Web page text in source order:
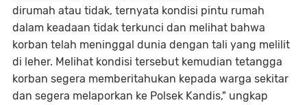
dirumah atau tidak, ternyata kondisi pintu rumah
dalam keadaan tidak terkunci dan melihat bahwa
korban telah meninggal dunia dengan tali yang melilit
di leher. Melihat kondisi tersebut kemudian tetangga
korban segera memberitahukan kepada warga sekitar
dan segera melaporkan ke Polsek Kandis," ungkap